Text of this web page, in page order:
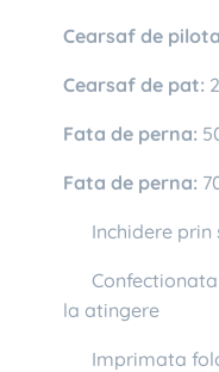
Cearsaf de
Cearsaf de pat:
Fata de perna:
Fata de perna:
✔ Inchidere prin
✔
la atingere
✔ Imprimata